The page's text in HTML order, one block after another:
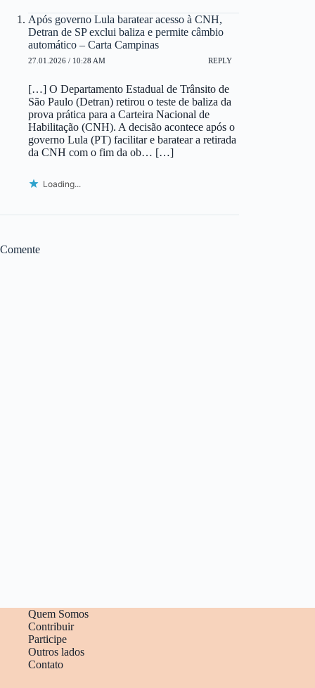
Após governo Lula baratear acesso à CNH,
Detran de SP exclui baliza e permite câmbio
automático – Carta Campinas
27.01.2026 / 10:28 AM REPLY
[…] O Departamento Estadual de Trânsito de
São Paulo (Detran) retirou o teste de baliza da
prova prática para a Carteira Nacional de
Habilitação (CNH). A decisão acontece após o
governo Lula (PT) facilitar e baratear a retirada
da CNH com o fim da ob… […]
Loading...
Comente
Quem Somos
Contribuir
Participe
Outros lados
Contato